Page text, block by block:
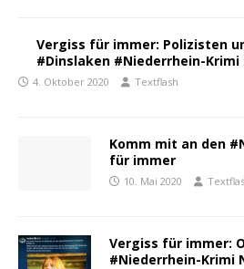
Vergiss für immer: Polizisten
#Dinslaken #Niederrhein-Krimi
4. Oktober 2020 Textflash
Komm mit an den
für immer
10. Mai 2020
Vergiss für immer:
#Niederrhein-Krimi